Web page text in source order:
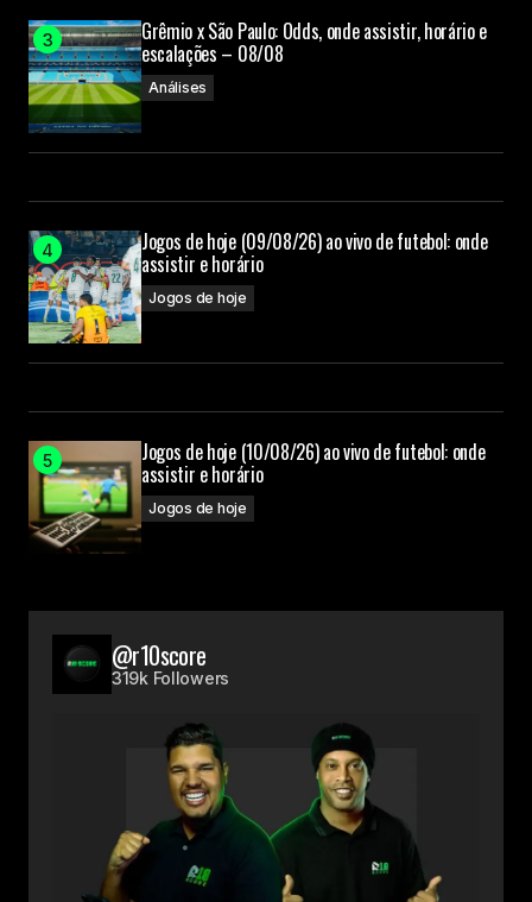
Grêmio x São Paulo: Odds, onde assistir, horário e
escalações – 08/08
Análises
Jogos de hoje (09/08/26) ao vivo de futebol: onde
assistir e horário
Jogos de hoje
Jogos de hoje (10/08/26) ao vivo de futebol: onde
assistir e horário
Jogos de hoje
@r10score
319k Followers